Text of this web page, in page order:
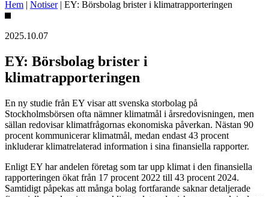
Hem | Notiser| EY: Börsbolag brister i klimatrapporteringen
2025.10.07
EY: Börsbolag brister i
klimatrapporteringen
En ny studie från EY visar att svenska storbolag på
Stockholmsbörsen ofta nämner klimatmål i årsredovisningen, men
sällan redovisar klimatfrågornas ekonomiska påverkan. Nästan 90
procent kommunicerar klimatmål, medan endast 43 procent
inkluderar klimatrelaterad information i sina finansiella rapporter.
Enligt EY har andelen företag som tar upp klimat i den finansiella
rapporteringen ökat från 17 procent 2022 till 43 procent 2024.
Samtidigt påpekas att många bolag fortfarande saknar detaljerade